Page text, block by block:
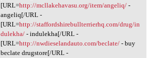
[URL=http://mcllakehavasu.org/item/angeliq/-
angeliq[/URL -
[URL=http://staffordshirebullterrierhq.com/drug/in
dulekha/- indulekha[/URL -
[URL=http://nwdieselandauto.com/beclate/- buy
beclate drugstore[/URL -